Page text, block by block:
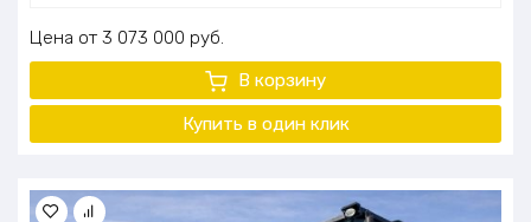
Цена 3 073 000 руб.
В корзину
Купить в один клик